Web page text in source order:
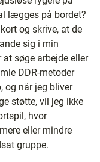
lægges på bordet?
og skrive, at de
sig i min
søge arbejde eller
DDR-metoder
og når jeg bliver
støtte, vil jeg ikke
hvor
eller mindre
gruppe.